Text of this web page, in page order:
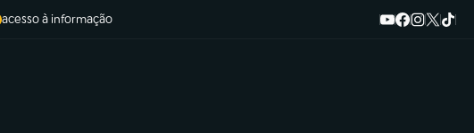
acesso à informação